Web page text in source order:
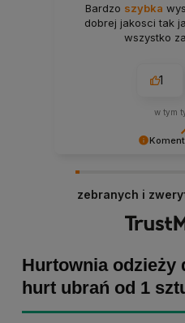
skrzydeł, dlatego tym
zakup przebiegł
utrzymać dobrą passę -
Bardzo szybka
dobrej jakosci tak
wszystko
1
w tym
zebranych i
Hurtownia odzieży
hurt ubrań od 1